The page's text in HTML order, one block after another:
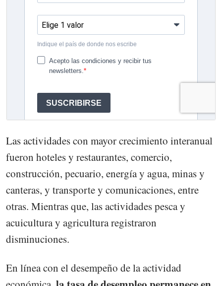
Las actividades con mayor crecimiento interanual
fueron hoteles y restaurantes, comercio,
construcción, pecuario, energía y agua, minas y
canteras, y transporte y comunicaciones, entre
otras. Mientras que, las actividades pesca y
acuicultura y agricultura registraron
disminuciones.
En línea con el desempeño de la actividad